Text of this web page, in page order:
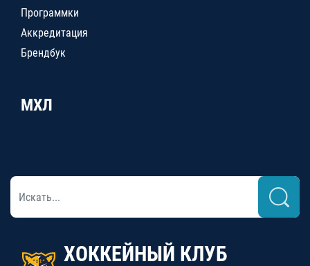
Программки
Аккредитация
Брендбук
МХЛ
ХОККЕЙНЫЙ КЛУБ